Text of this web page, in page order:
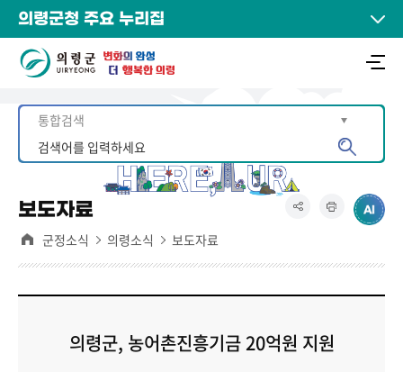
의령군청 주요 누리집
보도자료
군정소식 의령소식 보도자료
의령군, 농어촌진흥기금 20억원 지원